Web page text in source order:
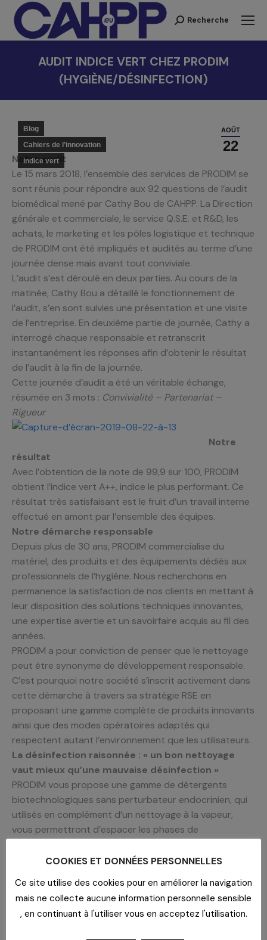
Recherche
Recherche
AUDIT INDICE VERT CHEZ PRODIM
(HYGIÈNE/DÉSINFECTION)
AOÛT
22
Blog
Cahiers de l’innovation
indice vert
Notre audit
Le 15 mars 2018, l’ensemble des services de PRODIM se
sont réunis pour répondre aux 92 questions de l’audit
biomédical mené par Cathy Bou de CAHPP. La Direction
générale et commerciale, le service Q.S.E. et R&D, les
achats, le marketing et les pôles logistique et technique
de PRODIM ont été impliqués et audités au terme d’une
journée dense mais avant tout conviviale.
L’audit s’est déroulé en deux parties. Au cours de la
matinée, Cathy Bou a détaillé le fonctionnement de
l’audit, s’en sont suivies une présentation et une visite
de l’entreprise. En deuxième partie de journée, Cathy a
interrogé chaque responsable et retranscrit
instantanément les réponses afin d’obtenir le résultat
de l’audit à la fin de la journée.
Cette journée d’audit a été un véritable échange,
résumée en 3 mots : Convivialité – Partenariat –
Rigueur
Notre
résultat
Avec l’obtention de la note de 99,9 sur 100, PRODIM
obtient l’indice vert A++, indice le plus performant. Ce
résultat très satisfaisant est le fruit d’un travail interne
effectué en amont par l’ensemble des équipes.
Notre démarche responsable
Depuis plus de 30 ans, PRODIM commercialise du
matériel, des produits et des équipements dédiés aux
professionnels de l’hygiène. Nous recherchons en
permanence la satisfaction de nos clients en mettant à
leur disposition des solutions techniques innovantes,
une expertise avertie et un savoirfaire acquis au fil des
années.
PRODIM a pour conviction de penser que le nettoyage
peut être synonyme de développement responsable.
C’est pourquoi notre société s’inscrit activement dans
cette démarche à travers sa stratégie RSE en
proposant une gamme complète de produits innovants
ainsi que des modes opératoires adaptés qui
respectent autant l’environnement que les utilisateurs.
La désinfection raisonnée : « un bon nettoyage
vaut mieux qu’une mauvaise désinfection »
PRODIM vous propose une gamme de détergents
biotechnologiques sans perturbateur endocrinien, qui
utilisés en complément d’un nettoyage à la vapeur,
vous permettront d’espacer les phases de
En parallèle, PRODIM préconise des produits
pictogramme de dangerosité, évitant la mutation et la
résistance des bactéries. Des produits recyclés et
recyclables : PRODIM met en avant une gamme de
COOKIES ET DONNÉES PERSONNELLES
Ce site utilise des cookies pour en améliorer la navigation
mais ne collecte aucune information personnelle sensible
, en continuant à l'utiliser vous en acceptez l'utilisation.